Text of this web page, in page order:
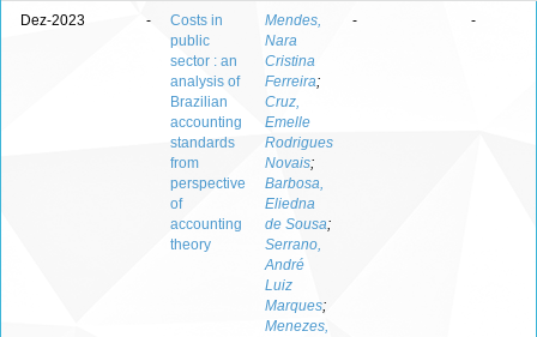
Dez-2023 -
Costs in
public
sector : an
analysis of
Brazilian
accounting
standards
from
perspective
of
accounting
theory
Mendes,
Nara
Cristina
Ferreira;
Cruz,
Emelle
Rodrigues
Novais;
Barbosa,
Eliedna
de Sousa;
Serrano,
André
Luiz
Marques;
Menezes,
- -